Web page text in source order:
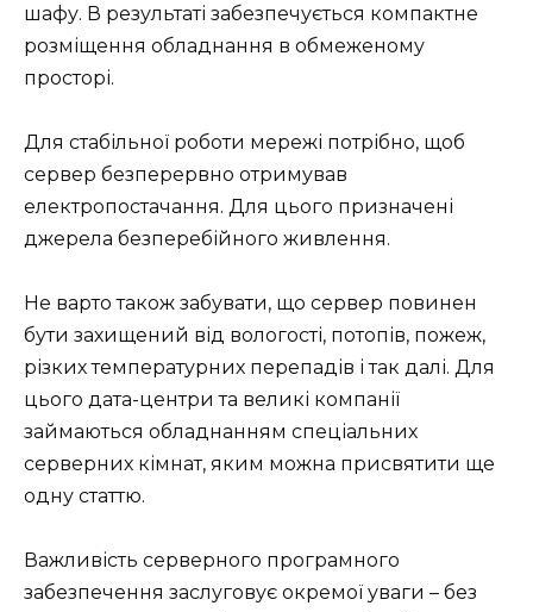
шафу. В результаті забезпечується компактне
розміщення обладнання в обмеженому
просторі.
Для стабільної роботи мережі потрібно, щоб
сервер безперервно отримував
електропостачання. Для цього призначені
джерела безперебійного живлення.
Не варто також забувати, що сервер повинен
бути захищений від вологості, потопів, пожеж,
різких температурних перепадів і так далі. Для
цього дата-центри та великі компанії
займаються обладнанням спеціальних
серверних кімнат, яким можна присвятити ще
одну статтю.
Важливість серверного програмного
забезпечення заслуговує окремої уваги – без